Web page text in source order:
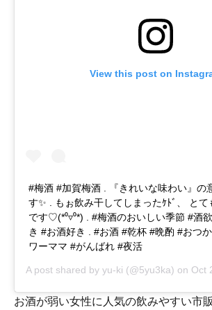
View this post on
#梅酒 #加賀梅酒 . 『きれいな味わい』の
す✨ . もぉ飲み干してしまったｹﾄﾞ、 とて
です♡(*⁰▿⁰*) . #梅酒のおいしい季節 #酒
き #お酒好き . #お酒 #乾杯 #晩酌 #おつ
ワーママ #がんばれ #夜活
A post shared by yu-ki (@5yu3ka) on Oct
お酒が弱い女性に人気の飲みやすい市